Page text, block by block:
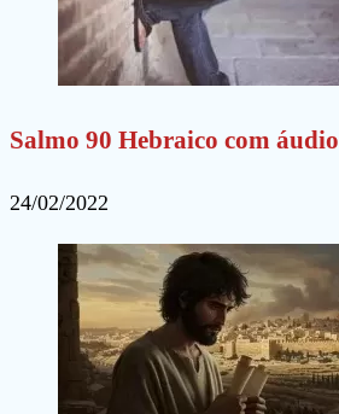
Salmo 90 Hebraico com áudio
24/02/2022